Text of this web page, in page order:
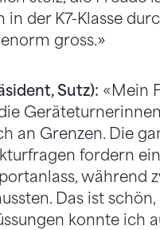
der K7-Klasse
gross.»
Sutz): «Mein
an Grenzen. Die
fordern
während
Das ist
konnte ich